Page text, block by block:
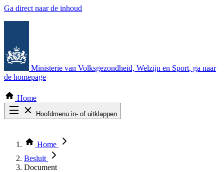
Ga direct naar de inhoud
Ministerie van Volksgezondheid, Welzijn en Sport, ga naar
de homepage
Home
Hoofdmenu in- of uitklappen
Thema COVID-19
Bekijk per bestuursorgaan
Home
Besluit
Document